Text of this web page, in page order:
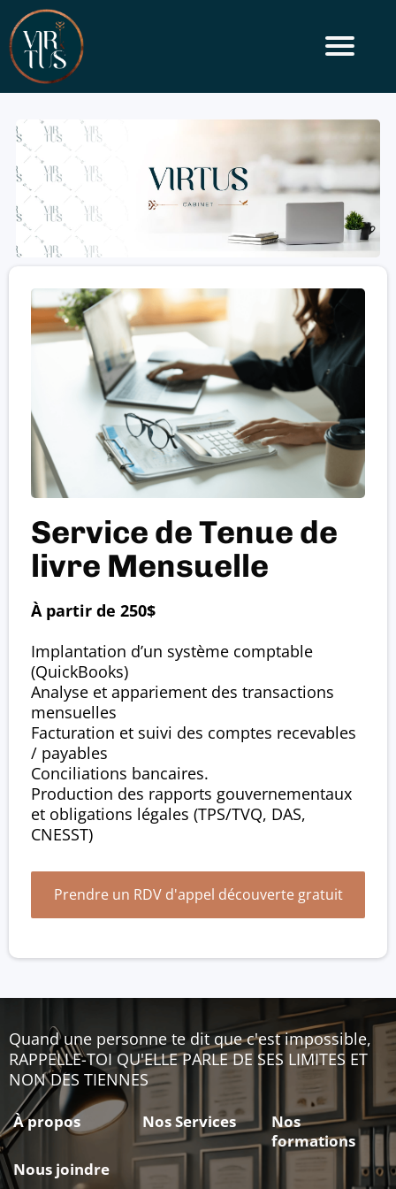
Service de Tenue de
livre Mensuelle‎
À partir de 250$
Implantation d’un système comptable
(QuickBooks)
Analyse et appariement des transactions
mensuelles
Facturation et suivi des comptes recevables
/ payables
Conciliations bancaires.
Production des rapports gouvernementaux
et obligations légales (TPS/TVQ, DAS,
CNESST)
Prendre un RDV d'appel découverte gratuit
Quand une personne te dit que c'est impossible,
RAPPELLE-TOI QU'ELLE PARLE DE SES LIMITES ET
NON DES TIENNES
À propos Nos Services
Nos
formations
Nous joindre